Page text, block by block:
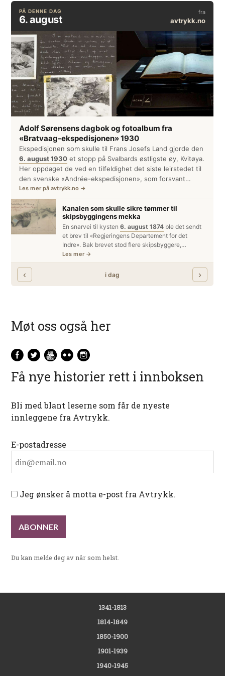
Møt oss også her
Få nye historier rett i innboksen
Bli med blant leserne som får de nyeste
innleggene fra Avtrykk.
E-postadresse
Jeg ønsker å motta e-post fra Avtrykk.
Du kan melde deg av når som helst.
1341-1813
1814-1849
1850-1900
1901-1939
1940-1945